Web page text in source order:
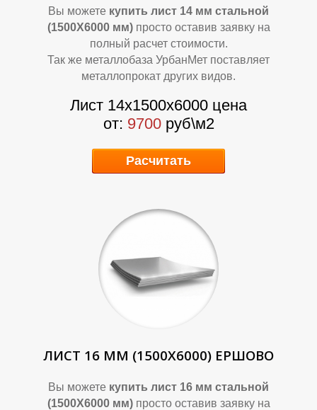
О
Вы можете купить лист 14 мм стальной
(1500Х6000 мм) просто оставив заявку на
полный расчет стоимости.
Так же металлобаза УрбанМет поставляет
металлопрокат других видов.
Лист 14х1500х6000 цена
от: 9700 руб\м2
Расчитать
ЛИСТ 16 ММ (1500Х6000) ЕРШОВО
Вы можете купить лист 16 мм стальной
(1500Х6000 мм) просто оставив заявку на
О